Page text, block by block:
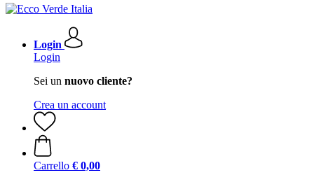
Login
Login
Sei un nuovo cliente?
Crea un account
Carrello € 0,00